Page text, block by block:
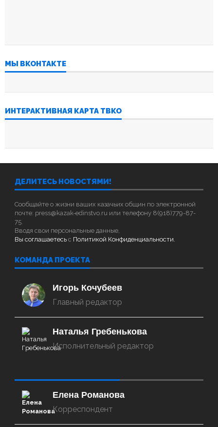
МЫ ВКОНТАКТЕ
ИНТЕРАКТИВНАЯ КАРТА ТВКО
ДЕЛИТЕСЬ НОВОСТЯМИ!
Сообщайте о жизни ваших казачьих общин по электронной
почте: press@kazak-edinstvo.ru или телефону 8(918)779-87-
75.
Вводя свои персональные данные,
Вы соглашаетесь с Политикой Конфиденциальности.
КОМАНДА ПРОЕКТА
Игорь Кочубеев
Главный редактор
Наталья Гребенькова
Исполнительный редактор
Елена Романова
Корреспондент